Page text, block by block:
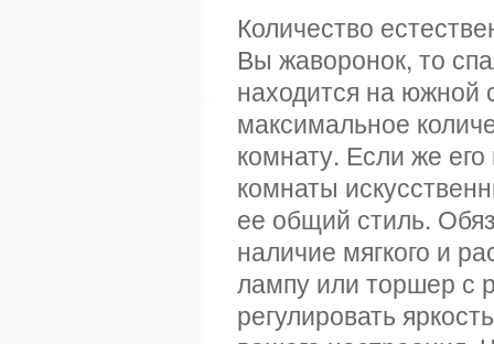
Количество
Вы жаворонок, то
находится на южной
максимальное
комнату. Если же
комнаты
ее общий стиль.
наличие мягкого и
лампу или торшер с
регулировать